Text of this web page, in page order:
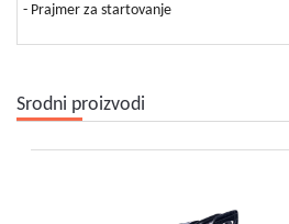
- Prajmer za startovanje
Srodni proizvodi